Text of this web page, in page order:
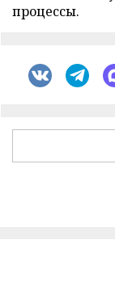
процессы.